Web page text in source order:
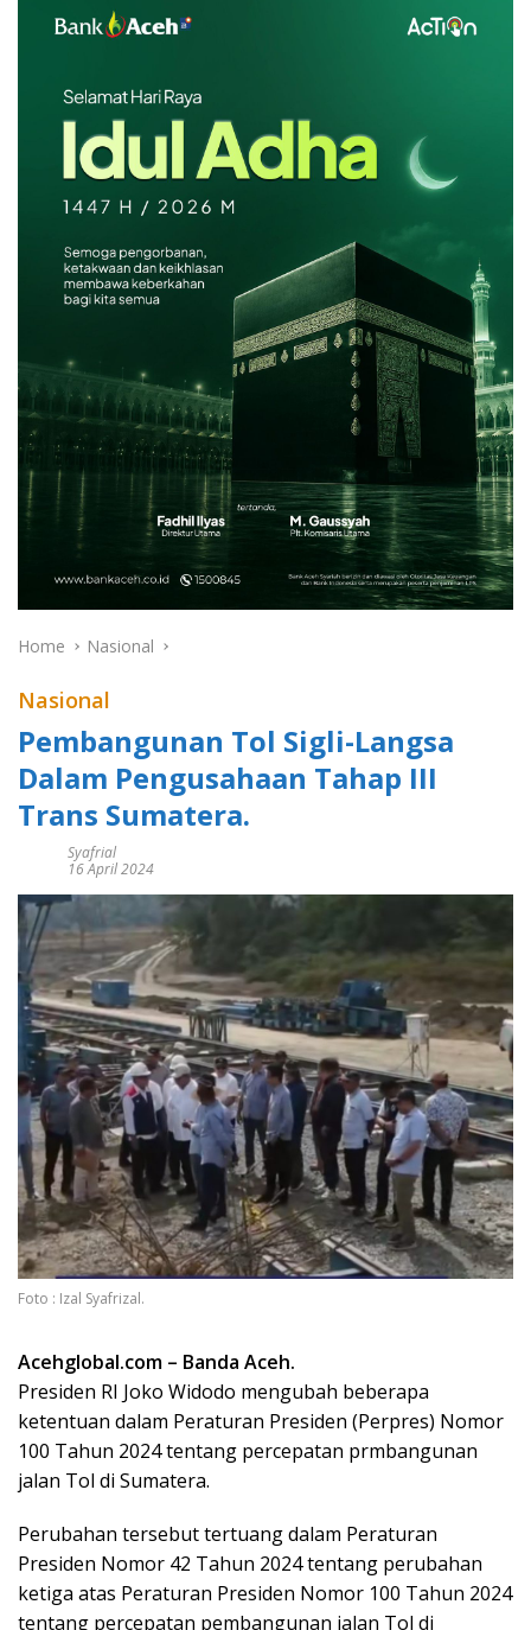
Home Nasional
Nasional
Pembangunan Tol Sigli-Langsa
Dalam Pengusahaan Tahap III
Trans Sumatera.
Syafrial
16 April 2024
Foto : Izal Syafrizal.
Acehglobal.com – Banda Aceh.
Presiden RI Joko Widodo mengubah beberapa
ketentuan dalam Peraturan Presiden (Perpres) Nomor
100 Tahun 2024 tentang percepatan prmbangunan
jalan Tol di Sumatera.
Perubahan tersebut tertuang dalam Peraturan
Presiden Nomor 42 Tahun 2024 tentang perubahan
ketiga atas Peraturan Presiden Nomor 100 Tahun 2024
tentang percepatan pembangunan jalan Tol di